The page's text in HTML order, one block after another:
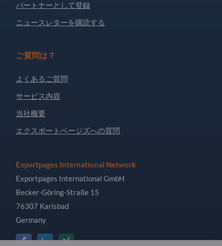
パートナーとして登録
ニュースレターを購読する
ご質問は？
よくあるご質問
サービス内容
当社概要
エクスポートページズへの質問
Exportpages International Network
Exportpages International GmbH
Becker-Göring-Straße 15
76307 Karlsbad
Germany